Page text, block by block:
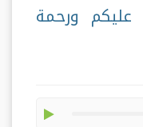
عليكم ورحمة